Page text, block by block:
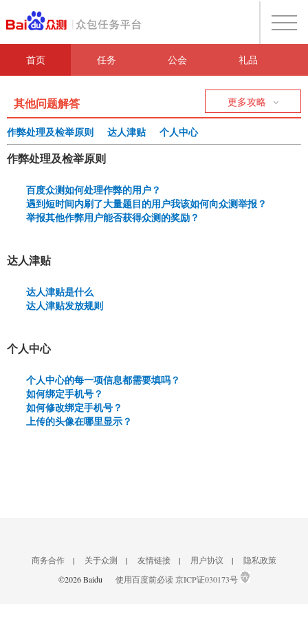
首页 任务 公会 礼品
更多攻略
其他问题解答
作弊处理及检举原则 达人津贴 个人中心
作弊处理及检举原则
百度众测如何处理作弊的用户？
遇到短时间内刷了大量题目的用户我该如何向众测举报？
举报其他作弊用户能否获得众测的奖励？
达人津贴
达人津贴是什么
达人津贴发放规则
个人中心
个人中心的每一项信息都需要填吗？
如何绑定手机号？
如何修改绑定手机号？
上传的头像在哪里显示？
商务合作 | 关于众测 | 友情链接 | 用户协议 | 隐私政策
©2026 Baidu 使用百度前必读 京ICP证030173号